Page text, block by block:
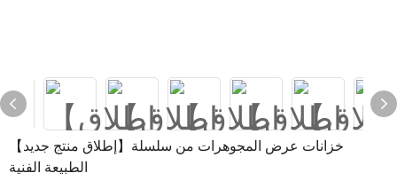
【إطلاق منتج جديد】خزانات عرض المجوهرات من سلسلة
الطبيعة الفنية